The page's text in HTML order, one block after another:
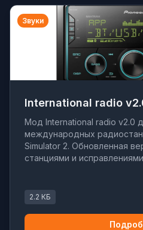
Звуки
International radio
Мод International radio v2.0
международных
Simulator 2. Обновленная
станциями и
2.2 КБ